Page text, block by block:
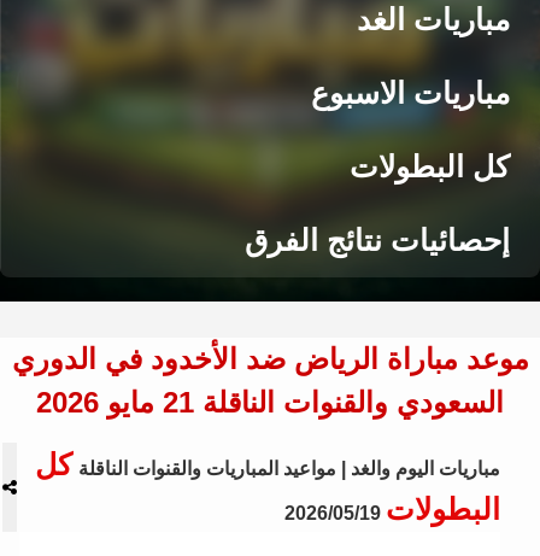
مباريات الغد
مباريات الاسبوع
كل البطولات
إحصائيات نتائج الفرق
موعد مباراة الرياض ضد الأخدود في الدوري
السعودي والقنوات الناقلة 21 مايو 2026
مباريات اليوم والغد | مواعيد المباريات والقنوات الناقلة كل
البطولات 2026/05/19